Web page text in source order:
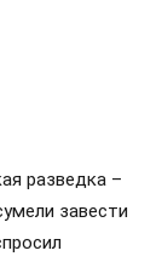
разведка –
завести